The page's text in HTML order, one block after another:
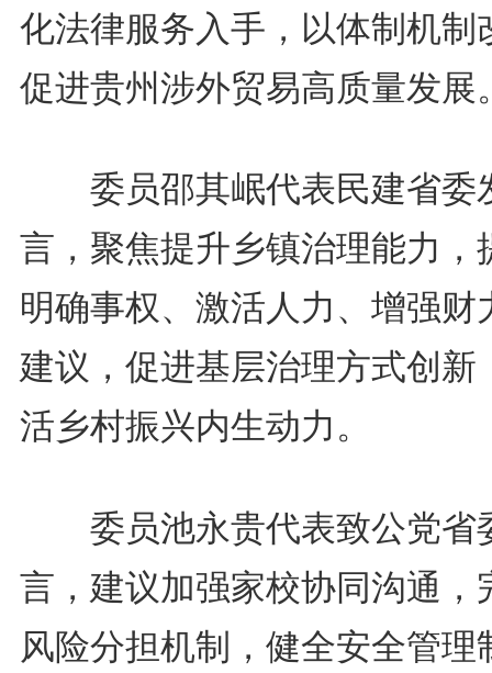
化法律服务入手，以体制机制
促进贵州涉外贸易高质量发展
委员邵其岷代表民建省委
言，聚焦提升乡镇治理能力，
明确事权、激活人力、增强财
建议，促进基层治理方式创新
活乡村振兴内生动力。
委员池永贵代表致公党省
言，建议加强家校协同沟通，
风险分担机制，健全安全管理